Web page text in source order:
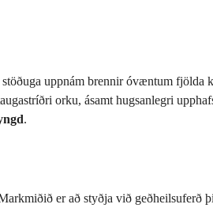
uppnám brennir óvæntum fjölda
orku, ásamt hugsanlegri
.
er að styðja við geðheilsuferð